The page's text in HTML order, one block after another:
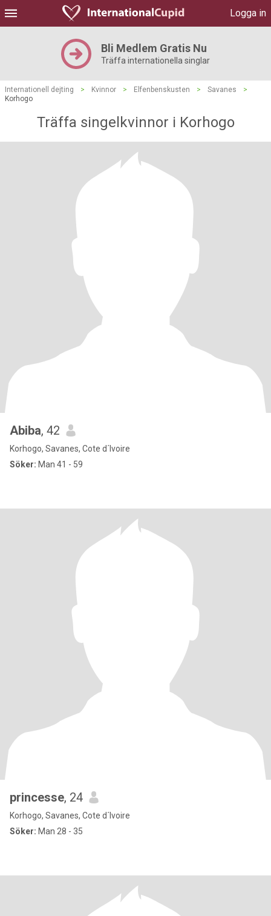
Logga in
Bli Medlem Gratis Nu
Träffa internationella singlar
Internationell dejting > Kvinnor > Elfenbenskusten > Savanes
>
Korhogo
Träffa singelkvinnor i Korhogo
Abiba, 42
Korhogo, Savanes, Cote d´Ivoire
Söker: Man 41 - 59
princesse, 24
Korhogo, Savanes, Cote d´Ivoire
Söker: Man 28 - 35